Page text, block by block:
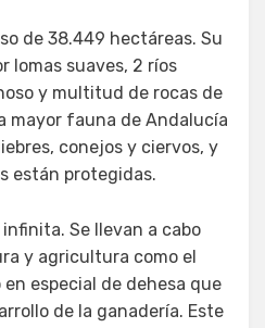
de 38.449 hectáreas. Su
lomas suaves, 2 ríos
y multitud de rocas de
mayor fauna de Andalucía
conejos y ciervos, y
están protegidas.
Se llevan a cabo
y agricultura como el
especial de dehesa que
de la ganadería. Este